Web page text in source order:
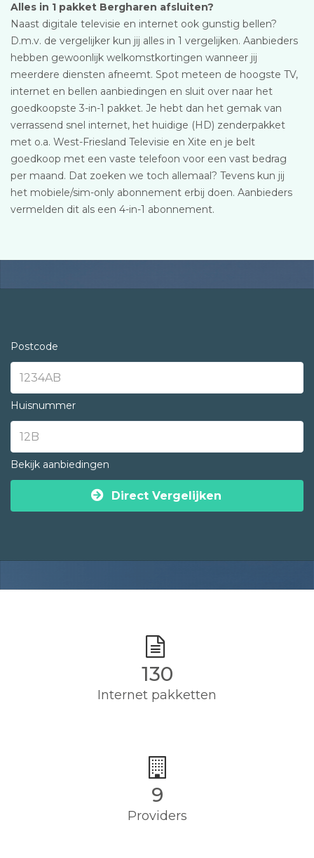
Alles in 1 pakket Bergharen afsluiten?
Naast digitale televisie en internet ook gunstig bellen?
D.m.v. de vergelijker kun jij alles in 1 vergelijken. Aanbieders
hebben gewoonlijk welkomstkortingen wanneer jij
meerdere diensten afneemt. Spot meteen de hoogste TV,
internet en bellen aanbiedingen en sluit over naar het
goedkoopste 3-in-1 pakket. Je hebt dan het gemak van
verrassend snel internet, het huidige (HD) zenderpakket
met o.a. West-Friesland Televisie en Xite en je belt
goedkoop met een vaste telefoon voor een vast bedrag
per maand. Dat zoeken we toch allemaal? Tevens kun jij
het mobiele/sim-only abonnement erbij doen. Aanbieders
vermelden dit als een 4-in-1 abonnement.
Postcode
Huisnummer
Bekijk aanbiedingen
Direct Vergelijken
130
Internet pakketten
9
Providers